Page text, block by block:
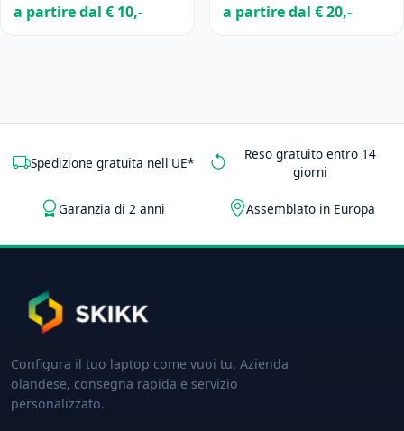
a partire dal € 10,- a partire dal € 20,-
Spedizione gratuita nell'UE*
Reso gratuito entro 14
giorni
Garanzia di 2 anni Assemblato in Europa
Configura il tuo laptop come vuoi tu. Azienda
olandese, consegna rapida e servizio
personalizzato.